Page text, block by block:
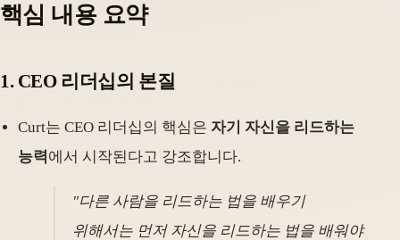
핵심 내용 요약
1. CEO 리더십의 본질
Curt는 CEO 리더십의 핵심은 자기 자신을 리드하는
능력에서 시작된다고 강조합니다.
"다른 사람을 리드하는 법을 배우기
위해서는 먼저 자신을 리드하는 법을 배워야